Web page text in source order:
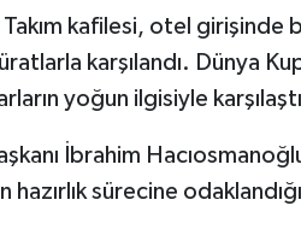
kafilesi, otel girişinde
karşılandı. Dünya
yoğun ilgisiyle
İbrahim
hazırlık sürecine